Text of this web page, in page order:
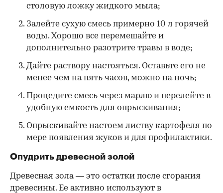
столовую ложку жидкого мыла;
Залейте сухую смесь примерно 10 л горячей
воды. Хорошо все перемешайте и
дополнительно разотрите травы в воде;
Дайте раствору настояться. Оставьте его не
менее чем на пять часов, можно на ночь;
Процедите смесь через марлю и перелейте в
удобную емкость для опрыскивания;
Опрыскивайте настоем листву картофеля по
мере появления жуков и для профилактики.
Опудрить древесной золой
Древесная зола — это остатки после сгорания
древесины. Ее активно используют в